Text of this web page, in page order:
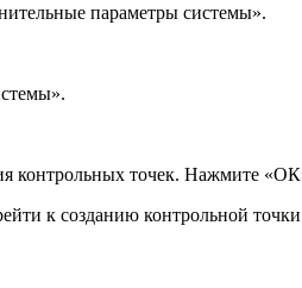
параметры системы».
контрольных точек. Нажмите
к созданию контрольной